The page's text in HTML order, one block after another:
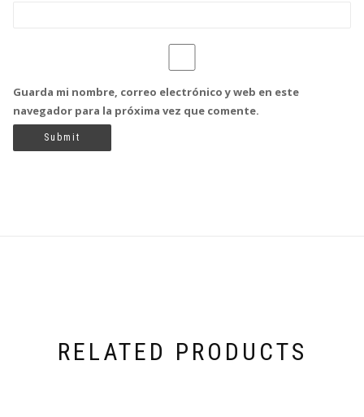
Guarda mi nombre, correo electrónico y web en este
navegador para la próxima vez que comente.
RELATED PRODUCTS